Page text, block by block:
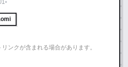
•
ンクが含まれる場合があります。